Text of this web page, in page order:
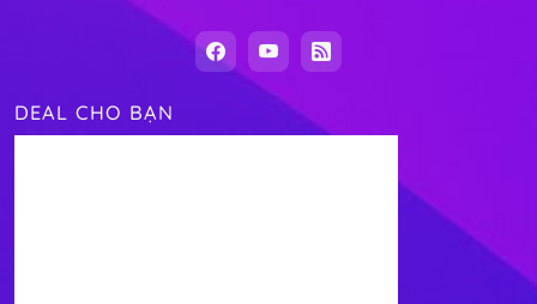
DEAL CHO BẠN